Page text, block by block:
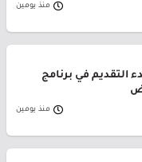
منذ يومين
التقديم في برنامج
منذ يومين